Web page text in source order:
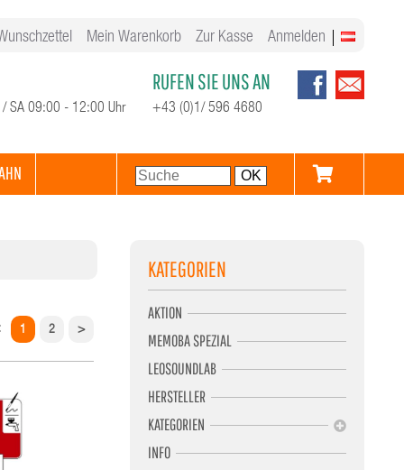
Mein Warenkorb Zur Kasse Anmelden
SA 09:00 - 12:00 Uhr
RUFEN SIE UNS AN
+43 (0)1/ 596 4680
1 2 >
KATEGORIEN
AKTION
MEMOBA SPEZIAL
LEOSOUNDLAB
HERSTELLER
KATEGORIEN
INFO